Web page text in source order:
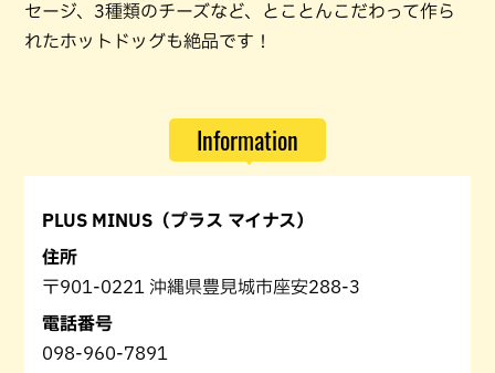
セージ、3種類のチーズなど、とことんこだわって作ら
れたホットドッグも絶品です！
Information
PLUS MINUS（プラス マイナス）
住所
〒901-0221 沖縄県豊見城市座安288-3
電話番号
098-960-7891